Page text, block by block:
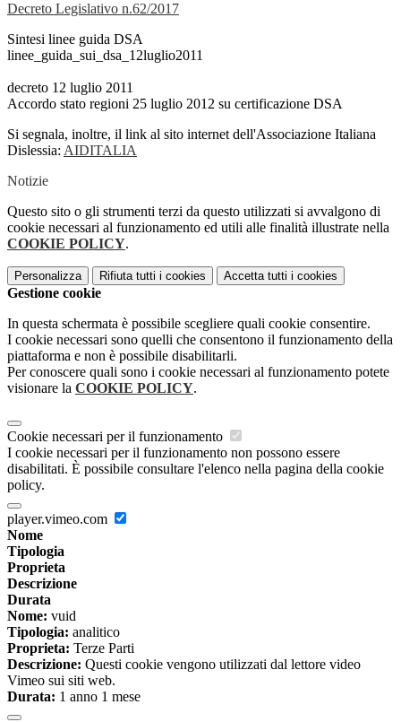
Decreto Legislativo n.62/2017
Sintesi linee guida DSA
linee_guida_sui_dsa_12luglio2011
decreto 12 luglio 2011
Accordo stato regioni 25 luglio 2012 su certificazione DSA
Si segnala, inoltre, il link al sito internet dell'Associazione Italiana
Dislessia: AIDITALIA
Notizie
Questo sito o gli strumenti terzi da questo utilizzati si avvalgono di
cookie necessari al funzionamento ed utili alle finalità illustrate nella
COOKIE POLICY.
Personalizza Rifiuta tutti i cookies Accetta tutti i cookies
Gestione cookie
In questa schermata è possibile scegliere quali cookie consentire.
I cookie necessari sono quelli che consentono il funzionamento della
piattaforma e non è possibile disabilitarli.
Per conoscere quali sono i cookie necessari al funzionamento potete
visionare la COOKIE POLICY.
Cookie necessari per il funzionamento
I cookie necessari per il funzionamento non possono essere
disabilitati. È possibile consultare l'elenco nella pagina della cookie
policy.
player.vimeo.com
Nome
Tipologia
Proprieta
Descrizione
Durata
Nome: vuid
Tipologia: analitico
Proprieta: Terze Parti
Descrizione: Questi cookie vengono utilizzati dal lettore video
Vimeo sui siti web.
Durata: 1 anno 1 mese